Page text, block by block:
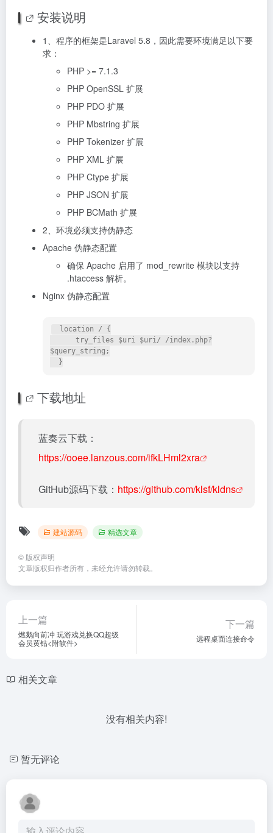
安装说明
1、程序的框架是Laravel 5.8，因此需要环境满足以下要
求：
PHP >= 7.1.3
PHP OpenSSL 扩展
PHP PDO 扩展
PHP Mbstring 扩展
PHP Tokenizer 扩展
PHP XML 扩展
PHP Ctype 扩展
PHP JSON 扩展
PHP BCMath 扩展
2、环境必须支持伪静态
Apache 伪静态配置
确保 Apache 启用了 mod_rewrite 模块以支持
.htaccess 解析。
Nginx 伪静态配置
$query_string;
下载地址
蓝奏云下载：
https://ooee.lanzous.com/ifkLHml2xra
GitHub源码下载： https://github.com/klsf/kldns
建站源码 精选文章
© 版权声明
文章版权归作者所有，未经允许请勿转载。
上一篇
燃鹅向前冲 玩游戏兑换QQ超级
会员黄钻<附软件>
下一篇
远程桌面连接命令
相关文章
没有相关内容!
暂无评论